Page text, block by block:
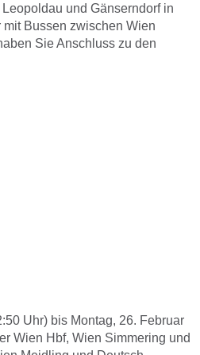
und Gänserndorf in
Bussen zwischen Wien
Sie Anschluss zu den
Uhr) bis Montag, 26. Februar
Wien Hbf, Wien Simmering und